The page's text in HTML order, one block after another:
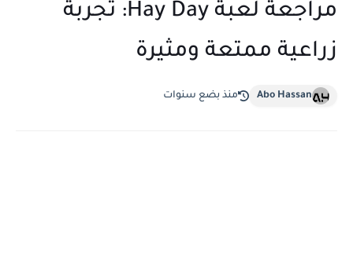
مراجعة لعبة Hay Day: تجربة
زراعية ممتعة ومثيرة
Abo Hassan منذ بضع سنوات